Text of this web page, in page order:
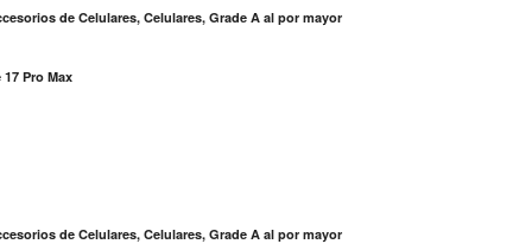
de Celulares, Celulares, Grade A al por mayor
Pro Max
de Celulares, Celulares, Grade A al por mayor